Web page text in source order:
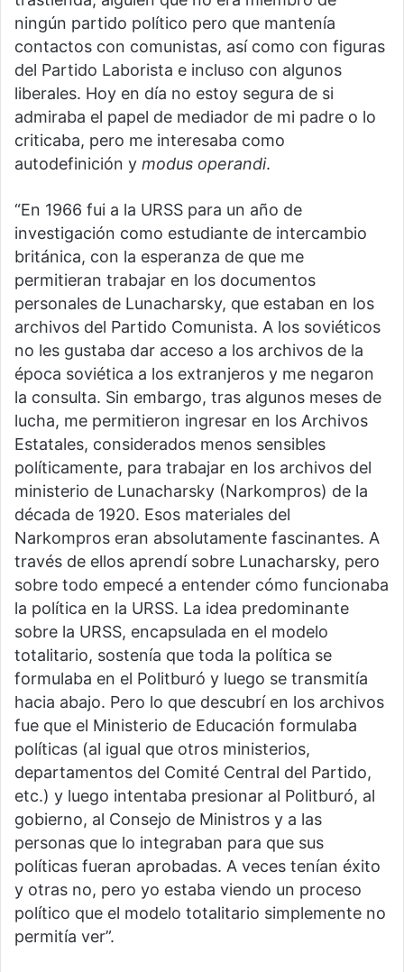
ningún partido político pero que mantenía
contactos con comunistas, así como con figuras
del Partido Laborista e incluso con algunos
liberales. Hoy en día no estoy segura de si
admiraba el papel de mediador de mi padre o lo
criticaba, pero me interesaba como
autodefinición y modus operandi.
“En 1966 fui a la URSS para un año de
investigación como estudiante de intercambio
británica, con la esperanza de que me
permitieran trabajar en los documentos
personales de Lunacharsky, que estaban en los
archivos del Partido Comunista. A los soviéticos
no les gustaba dar acceso a los archivos de la
época soviética a los extranjeros y me negaron
la consulta. Sin embargo, tras algunos meses de
lucha, me permitieron ingresar en los Archivos
Estatales, considerados menos sensibles
políticamente, para trabajar en los archivos del
ministerio de Lunacharsky (Narkompros) de la
década de 1920. Esos materiales del
Narkompros eran absolutamente fascinantes. A
través de ellos aprendí sobre Lunacharsky, pero
sobre todo empecé a entender cómo funcionaba
la política en la URSS. La idea predominante
sobre la URSS, encapsulada en el modelo
totalitario, sostenía que toda la política se
formulaba en el Politburó y luego se transmitía
hacia abajo. Pero lo que descubrí en los archivos
fue que el Ministerio de Educación formulaba
políticas (al igual que otros ministerios,
departamentos del Comité Central del Partido,
etc.) y luego intentaba presionar al Politburó, al
gobierno, al Consejo de Ministros y a las
personas que lo integraban para que sus
políticas fueran aprobadas. A veces tenían éxito
y otras no, pero yo estaba viendo un proceso
político que el modelo totalitario simplemente no
permitía ver”.